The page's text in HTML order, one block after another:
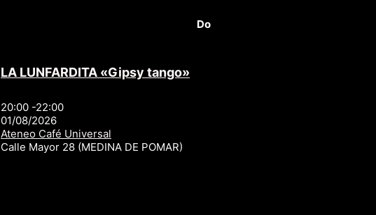
Do
LA LUNFARDITA «Gipsy tango»
20:00 -22:00
01/08/2026
Ateneo Café Universal
Calle Mayor 28 (MEDINA DE POMAR)